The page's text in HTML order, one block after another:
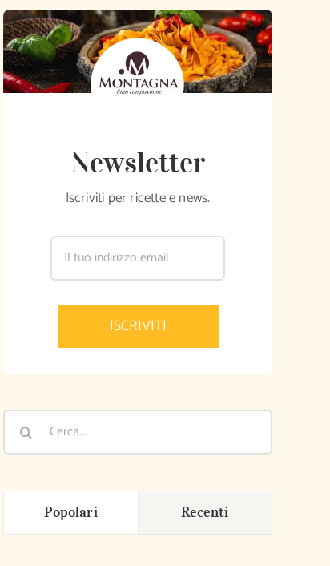
Newsletter
Iscriviti per ricette e news.
Cerca
Popolari Recenti